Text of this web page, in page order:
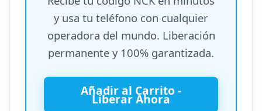
y usa tu teléfono con cualquier
operadora del mundo. Liberación
permanente y 100% garantizada.
Añadir al Carrito -
Liberar Ahora